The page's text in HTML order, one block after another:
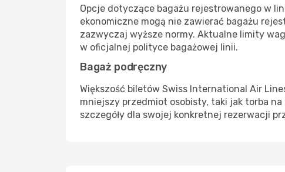
Opcje dotyczące bagażu rejestrowanego w
ekonomiczne mogą nie zawierać bagażu
zazwyczaj wyższe normy. Aktualne limity
w oficjalnej polityce bagażowej linii.
Bagaż podręczny
Większość biletów Swiss International Air
mniejszy przedmiot osobisty, taki jak torba
szczegóły dla swojej konkretnej rezerwacji